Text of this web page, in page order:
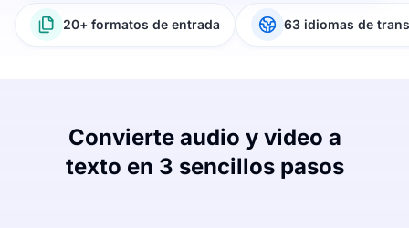
20+ formatos de entrada 63 idiomas de
Convierte audio y video a
texto en 3 sencillos pasos